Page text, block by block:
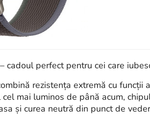
– cadoul perfect pentru cei care
rezistența extremă cu funcții
mai luminos de până acum,
și curea neutră din punct de